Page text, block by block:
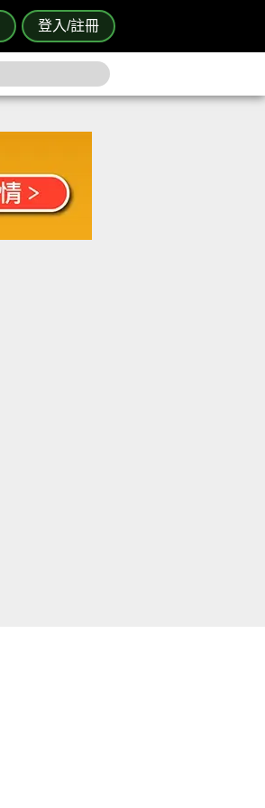
登入/註冊